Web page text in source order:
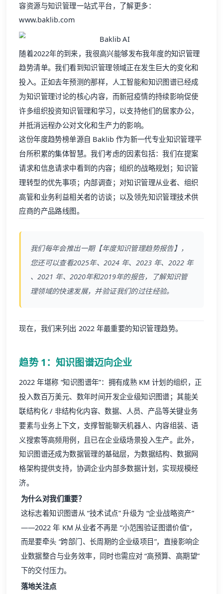
容资源与知识管理一站式平台，了解更多：
www.baklib.com
随着2022年的到来，我很高兴能够发布我年度的知识管理
趋势清单。我们看到知识管理领域正在发生巨大的变化和
投入。正如去年预测的那样，人工智能和知识图谱已经成
为知识管理讨论的核心内容，而新冠疫情的持续影响促使
许多组织投资知识管理和学习，以支持他们的居家办公，
并抵消远程办公对文化和生产力的影响。
这份年度趋势榜单源自 Baklib 作为新一代专业知识管理平
台所积累的集体智慧。我们考虑的因素包括：我们在提案
请求和信息请求中看到的内容；组织的战略规划；知识管
理转型的优先事项；内部调查；对知识管理从业者、组织
高管和业务利益相关者的访谈；以及领先知识管理技术供
应商的产品路线图。
我们每年会推出一期【年度知识管理趋势报告】，
您还可以查看2025年、 2024 年、 2023 年、 2022 年
、2021 年、 2020年和2019年的报告，了解知识管
理领域的快速发展，并验证我们的过往经验。
现在，我们来列出 2022 年最重要的知识管理趋势。
趋势 1：知识图谱迈向企业
2022 年堪称 “知识图谱年”：拥有成熟 KM 计划的组织，正
投入数百万美元、数年时间开发企业级知识图谱；其能关
联结构化 / 非结构化内容、数据、人员、产品等关键业务
要素与业务上下文，支撑智能聊天机器人、内容组装、语
义搜索等高频用例，且已在企业级场景投入生产。此外，
知识图谱还成为数据管理的基础层，为数据结构、数据网
格架构提供支持，协调企业内部多数据计划，实现规模经
济。
为什么对我们重要？
这标志着知识图谱从 “技术试点” 升级为 “企业战略资产”
——2022 年 KM 从业者不再是 “小范围验证图谱价值”，
而是要牵头 “跨部门、长周期的企业级项目”，直接影响企
业数据整合与业务效率，同时也需应对 “高预算、高期望”
下的交付压力。
落地关注点